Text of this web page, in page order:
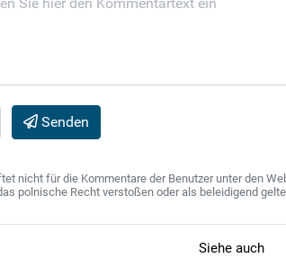
Senden
nicht für die Kommentare der Benutzer unter den
polnische Recht verstoßen oder als beleidigend
Siehe auch